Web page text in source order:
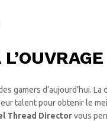
gamers d’aujourd’hui.
talent pour obtenir le
Thread Directorvous